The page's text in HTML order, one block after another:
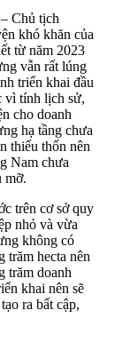
Chủ tịch
khó khăn của
từ năm 2023
vẫn rất lúng
triển khai đầu
vì tính lịch sử,
cho doanh
hạ tầng chưa
thiếu thốn nên
Nam chưa
mỡ.
trên cơ sở quy
nhỏ và vừa
không có
trăm hecta nên
trăm doanh
khai nên sẽ
ra bất cập,